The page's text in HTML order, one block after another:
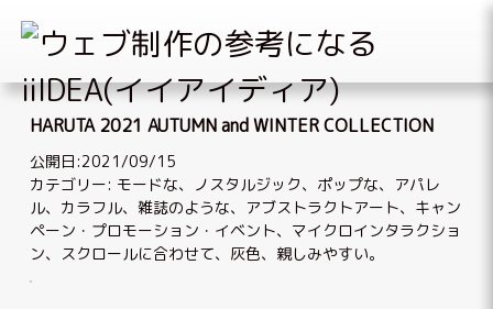
Skip
content
HARUTA 2021 AUTUMN and WINTER COLLECTION
公開日:2021/09/15
カテゴリー: モードな、 ノスタルジック、 ポップな、 アパレ
ル、 カラフル、雑誌のような、 アブストラクトアート、 キャン
ペーン・プロモーション・イベント、 マイクロインタラクショ
ン、 スクロールに合わせて、 灰色、 親しみやすい。